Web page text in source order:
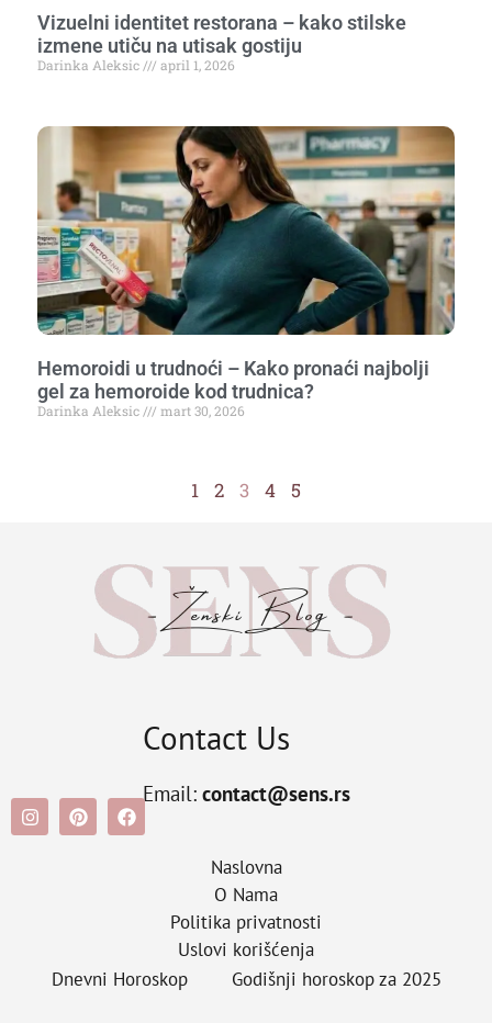
Vizuelni identitet restorana – kako stilske
izmene utiču na utisak gostiju
Darinka Aleksic april 1, 2026
Hemoroidi u trudnoći – Kako pronaći najbolji
gel za hemoroide kod trudnica?
Darinka Aleksic mart 30, 2026
1 2 3 4 5
Contact Us
Email: contact@sens.rs
Naslovna
O Nama
Politika privatnosti
Uslovi korišćenja
Dnevni Horoskop
Godišnji horoskop za 2025